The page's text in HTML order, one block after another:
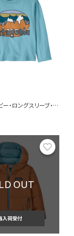
[パタゴニア]ベビー・ロングスリーブ・フィッツロイ・フラーリーズ・Tシャツ
OUT
入荷受付